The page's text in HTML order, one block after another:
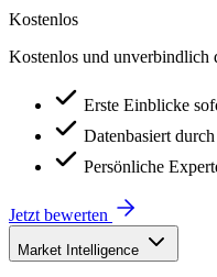
Kostenlos
Kostenlos und unverbindlich
Erste Einblicke
Datenbasiert
Persönliche
Jetzt bewerten
Market Intelligence